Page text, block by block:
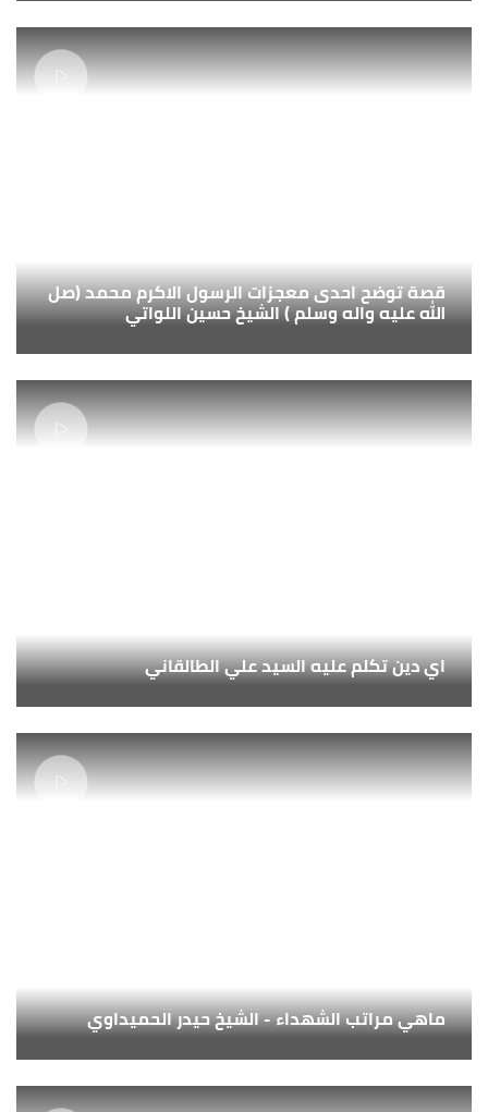
قصة توضح احدى معجزات الرسول الاكرم محمد (صل
الله عليه واله وسلم ) الشيخ حسين اللواتي
اي دين تكلم عليه السيد علي الطالقاني
ماهي مراتب الشهداء - الشيخ حيدر الحميداوي